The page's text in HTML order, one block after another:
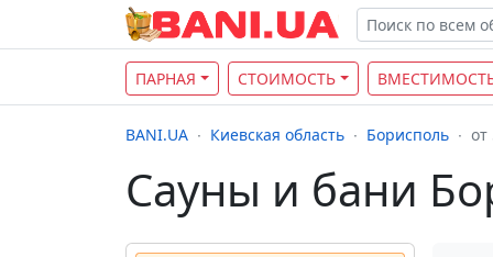
ПАРНАЯ СТОИМОСТЬ
BANI.UA Киевская область Борисполь от
Сауны и бани